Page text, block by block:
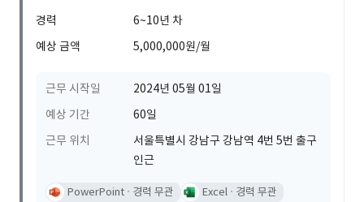
경력
6~10년 차
예상 금액
5,000,000원/월
근무 시작일
2024년 05월 01일
예상 기간
60일
근무 위치
서울특별시 강남구 강남역 4번 5번 출구
인근
PowerPoint 경력 무관 Excel
경력 무관